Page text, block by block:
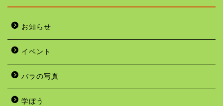
お知らせ
イベント
バラの写真
学ぼう